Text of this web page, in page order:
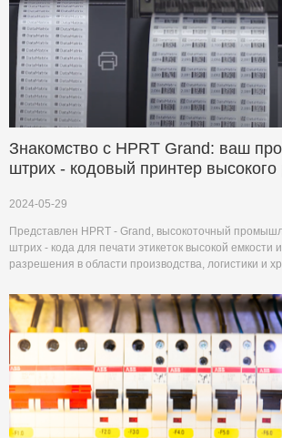
Знакомство с HPRT Grand: ваш
штрих - кодовый принтер
2024-05-29
Представлен HPRT - Grand, высокоточный
штрих - кода для печати этикеток высокой емкости
разрешения в области производства, логистики и